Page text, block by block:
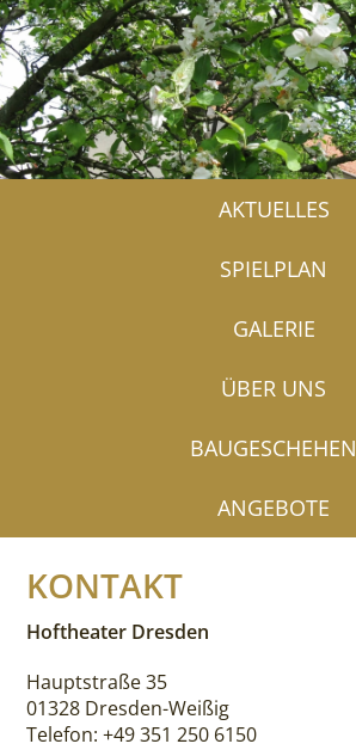
AKTUELLES
SPIELPLAN
GALERIE
ÜBER UNS
BAUGESCHEHEN
ANGEBOTE
KONTAKT
Hoftheater Dresden
Hauptstraße 35
01328 Dresden-Weißig
Telefon: +49 351 250 6150